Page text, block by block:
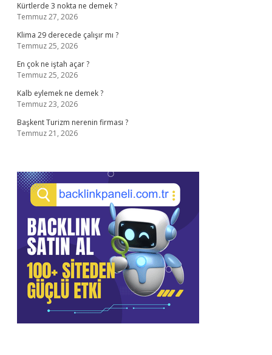
Kürtlerde 3 nokta ne demek ?
Temmuz 27, 2026
Klima 29 derecede çalışır mı ?
Temmuz 25, 2026
En çok ne iştah açar ?
Temmuz 25, 2026
Kalb eylemek ne demek ?
Temmuz 23, 2026
Başkent Turizm nerenin firması ?
Temmuz 21, 2026